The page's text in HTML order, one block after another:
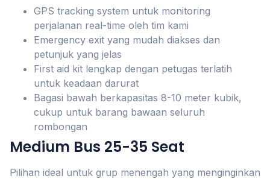
GPS tracking system untuk monitoring
perjalanan real-time oleh tim kami
Emergency exit yang mudah diakses dan
petunjuk yang jelas
First aid kit lengkap dengan petugas terlatih
untuk keadaan darurat
Bagasi bawah berkapasitas 8-10 meter kubik,
cukup untuk barang bawaan seluruh
rombongan
Medium Bus 25-35 Seat
Pilihan ideal untuk grup menengah yang menginginkan